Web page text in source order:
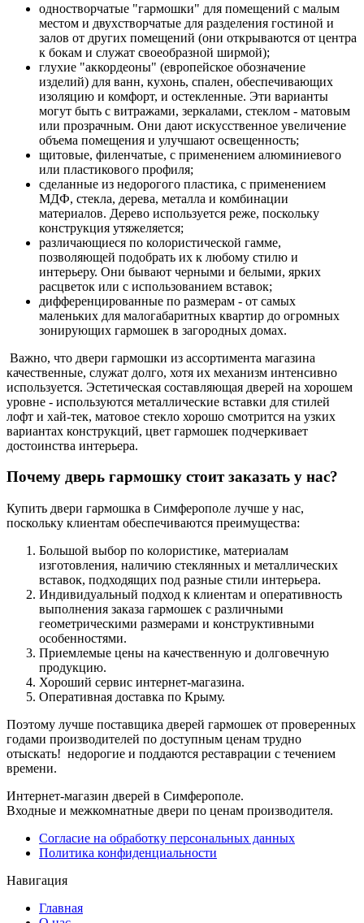
одностворчатые "гармошки" для помещений с малым
местом и двухстворчатые для разделения гостиной и
залов от других помещений (они открываются от центра
к бокам и служат своеобразной ширмой);
глухие "аккордеоны" (европейское обозначение
изделий) для ванн, кухонь, спален, обеспечивающих
изоляцию и комфорт, и остекленные. Эти варианты
могут быть с витражами, зеркалами, стеклом - матовым
или прозрачным. Они дают искусственное увеличение
объема помещения и улучшают освещенность;
щитовые, филенчатые, с применением алюминиевого
или пластикового профиля;
сделанные из недорогого пластика, с применением
МДФ, стекла, дерева, металла и комбинации
материалов. Дерево используется реже, поскольку
конструкция утяжеляется;
различающиеся по колористической гамме,
позволяющей подобрать их к любому стилю и
интерьеру. Они бывают черными и белыми, ярких
расцветок или с использованием вставок;
дифференцированные по размерам - от самых
маленьких для малогабаритных квартир до огромных
зонирующих гармошек в загородных домах.
Важно, что двери гармошки из ассортимента магазина
качественные, служат долго, хотя их механизм интенсивно
используется. Эстетическая составляющая дверей на хорошем
уровне - используются металлические вставки для стилей
лофт и хай-тек, матовое стекло хорошо смотрится на узких
вариантах конструкций, цвет гармошек подчеркивает
достоинства интерьера.
Почему дверь гармошку стоит заказать у нас?
Купить двери гармошка в Симферополе лучше у нас,
поскольку клиентам обеспечиваются преимущества:
Большой выбор по колористике, материалам
изготовления, наличию стеклянных и металлических
вставок, подходящих под разные стили интерьера.
Индивидуальный подход к клиентам и оперативность
выполнения заказа гармошек с различными
геометрическими размерами и конструктивными
особенностями.
Приемлемые цены на качественную и долговечную
продукцию.
Хороший сервис интернет-магазина.
Оперативная доставка по Крыму.
Поэтому лучше поставщика дверей гармошек от проверенных
годами производителей по доступным ценам трудно
отыскать! недорогие и поддаются реставрации с течением
времени.
Интернет-магазин дверей в Симферополе.
Входные и межкомнатные двери по ценам производителя.
Согласие на обработку персональных данных
Политика конфиденциальности
Навигация
Главная